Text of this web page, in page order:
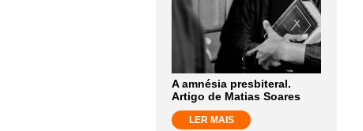
A amnésia presbiteral.
Artigo de Matias Soares
LER MAIS